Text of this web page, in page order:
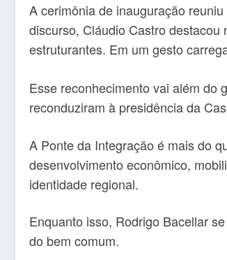
A cerimônia de inauguração
discurso, Cláudio Castro
estruturantes. Em um gesto
Esse reconhecimento vai além do
reconduziram à presidência da
A Ponte da Integração é mais do
desenvolvimento econômico,
identidade regional.
Enquanto isso, Rodrigo Bacellar
do bem comum.